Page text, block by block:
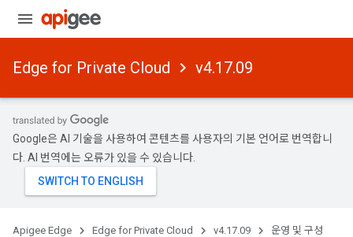
Edge for Private Cloud v4.17.09
Google은 AI 기술을 사용하여 콘텐츠를 사용자의 기본 언어로 번역합니
다. AI 번역에는 오류가 있을 수 있습니다.
Apigee Edge Edge for Private Cloud v4.17.09 운영 및 구성